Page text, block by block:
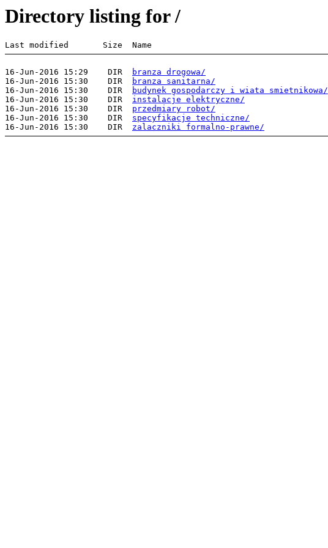
Directory listing for /
16-Jun-2016 15:29    DIR
branza drogowa/
16-Jun-2016 15:30    DIR
branza sanitarna/
16-Jun-2016 15:30    DIR
budynek gospodarczy i wiata smietnikowa/
16-Jun-2016 15:30    DIR instalacje elektryczne/
16-Jun-2016 15:30    DIR przedmiary robot/
16-Jun-2016 15:30    DIR specyfikacje techniczne/
16-Jun-2016 15:30    DIR zalaczniki formalno-prawne/